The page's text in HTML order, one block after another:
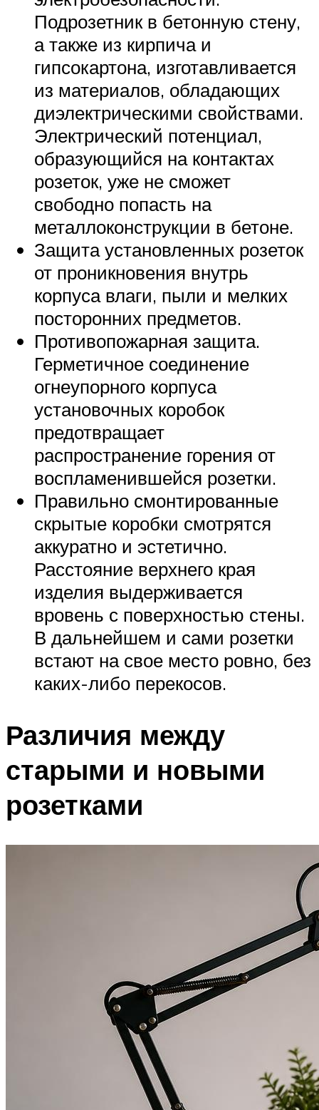
Подрозетник в бетонную стену,
а также из кирпича и
гипсокартона, изготавливается
из материалов, обладающих
диэлектрическими свойствами.
Электрический потенциал,
образующийся на контактах
розеток, уже не сможет
свободно попасть на
металлоконструкции в бетоне.
Защита установленных розеток
от проникновения внутрь
корпуса влаги, пыли и мелких
посторонних предметов.
Противопожарная защита.
Герметичное соединение
огнеупорного корпуса
установочных коробок
предотвращает
распространение горения от
воспламенившейся розетки.
Правильно смонтированные
скрытые коробки смотрятся
аккуратно и эстетично.
Расстояние верхнего края
изделия выдерживается
вровень с поверхностью стены.
В дальнейшем и сами розетки
встают на свое место ровно, без
каких-либо перекосов.
Различия между
старыми и новыми
розетками